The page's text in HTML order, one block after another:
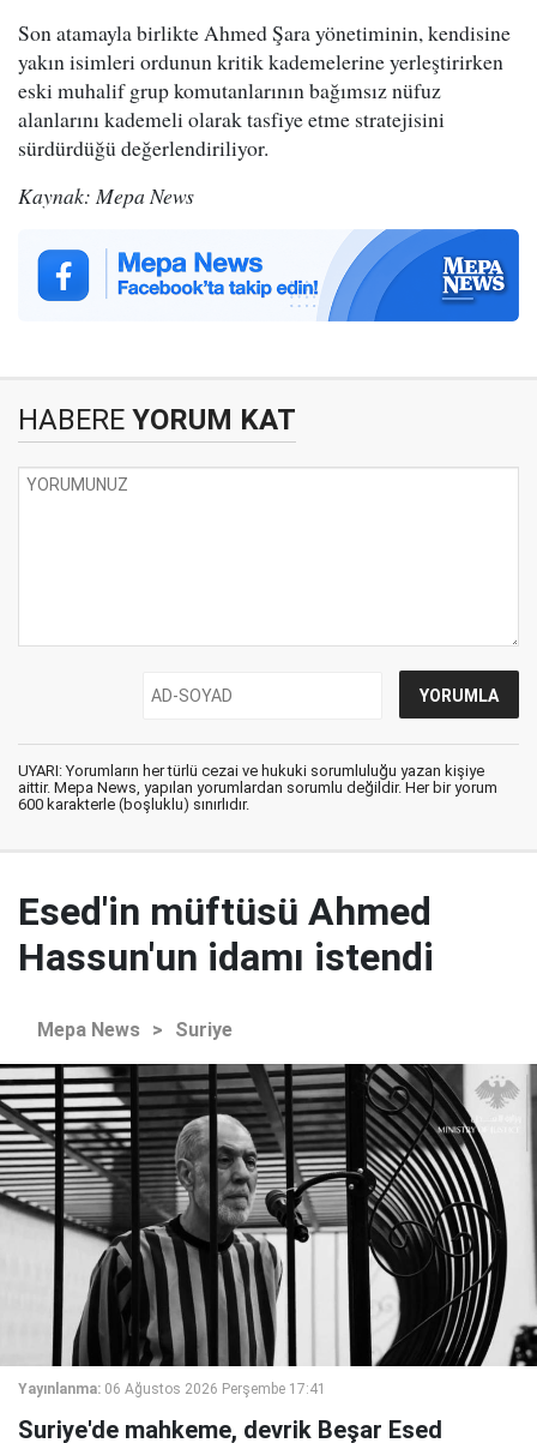
Son atamayla birlikte Ahmed Şara yönetiminin, kendisine
yakın isimleri ordunun kritik kademelerine yerleştirirken
eski muhalif grup komutanlarının bağımsız nüfuz
alanlarını kademeli olarak tasfiye etme stratejisini
sürdürdüğü değerlendiriliyor.
Kaynak: Mepa News
HABERE YORUM KAT
UYARI: Yorumların her türlü cezai ve hukuki sorumluluğu yazan kişiye
aittir. Mepa News, yapılan yorumlardan sorumlu değildir. Her bir yorum
600 karakterle (boşluklu) sınırlıdır.
Esed'in müftüsü Ahmed
Hassun'un idamı istendi
Mepa News > Suriye
Yayınlanma: 06 Ağustos 2026 Perşembe 17:41
Suriye'de mahkeme, devrik Beşar Esed